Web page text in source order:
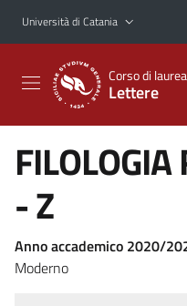
Vai al contenuto principale
Vai al menu di navigazione
Università di Catania
Corso di
Lettere
- Z
Anno accademico 2020/
Moderno